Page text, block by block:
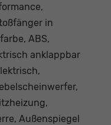
in
ABS,
anklappbar
Außenspiegel